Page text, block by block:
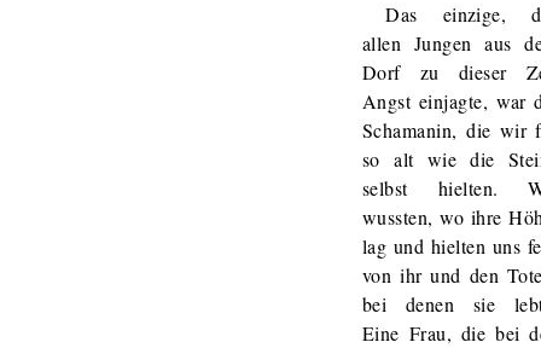
Das einzige,
allen Jungen aus
Dorf zu dieser
Angst einjagte, war
Schamanin, die wir
so alt wie die
selbst hielten.
wussten, wo ihre
lag und hielten uns
von ihr und den
bei denen sie
Eine Frau, die bei